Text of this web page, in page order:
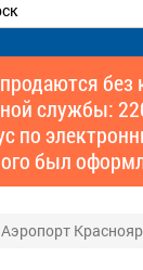
службы:
по
был